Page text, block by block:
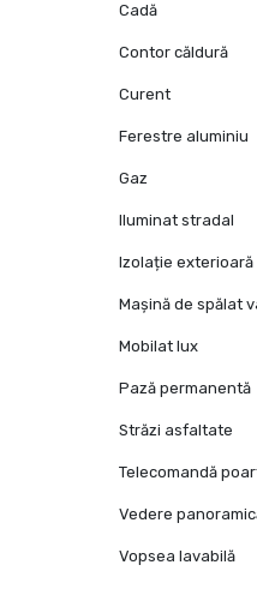
Cadă
Contor căldură
Curent
Ferestre aluminiu
Gaz
Iluminat stradal
Izolație exterioară
Mașină de spălat
Mobilat lux
Pază permanentă
Străzi asfaltate
Telecomandă
Vedere
Vopsea lavabilă